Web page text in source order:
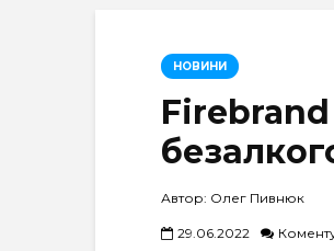
НОВИНИ
Автор: Олег Пивнюк
29.06.2022